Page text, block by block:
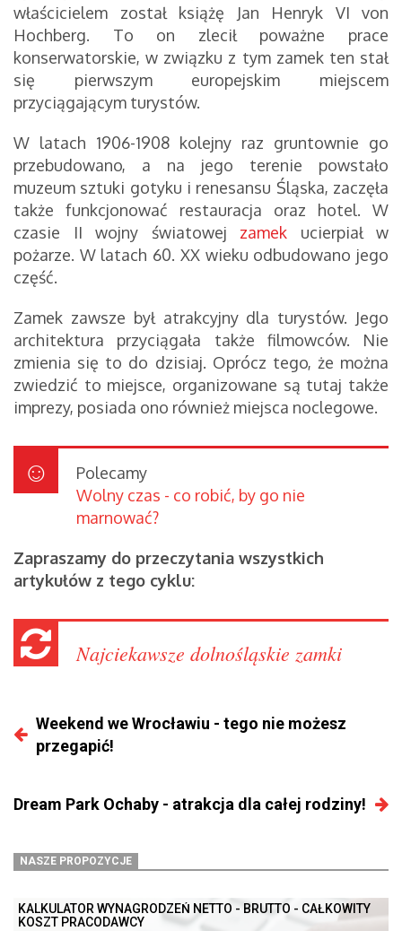
właścicielem został książę Jan Henryk VI von
Hochberg. To on zlecił poważne prace
konserwatorskie, w związku z tym zamek ten stał
się pierwszym europejskim miejscem
przyciągającym turystów.
W latach 1906-1908 kolejny raz gruntownie go
przebudowano, a na jego terenie powstało
muzeum sztuki gotyku i renesansu Śląska, zaczęła
także funkcjonować restauracja oraz hotel. W
czasie II wojny światowej zamek ucierpiał w
pożarze. W latach 60. XX wieku odbudowano jego
część.
Zamek zawsze był atrakcyjny dla turystów. Jego
architektura przyciągała także filmowców. Nie
zmienia się to do dzisiaj. Oprócz tego, że można
zwiedzić to miejsce, organizowane są tutaj także
imprezy, posiada ono również miejsca noclegowe.
Polecamy
Wolny czas - co robić, by go nie
marnować?
Zapraszamy do przeczytania wszystkich
artykułów z tego cyklu:
Najciekawsze dolnośląskie zamki
Weekend we Wrocławiu - tego nie możesz
przegapić!
Dream Park Ochaby - atrakcja dla całej rodziny!
NASZE PROPOZYCJE
KALKULATOR WYNAGRODZEŃ NETTO - BRUTTO - CAŁKOWITY
KOSZT PRACODAWCY